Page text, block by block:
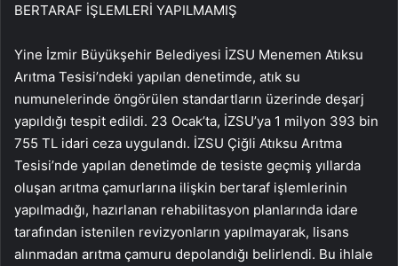
BERTARAF İŞLEMLERİ YAPILMAMIŞ
Yine İzmir Büyükşehir Belediyesi İZSU Menemen Atıksu
Arıtma Tesisi’ndeki yapılan denetimde, atık su
numunelerinde öngörülen standartların üzerinde deşarj
yapıldığı tespit edildi. 23 Ocak’ta, İZSU’ya 1 milyon 393 bin
755 TL idari ceza uygulandı. İZSU Çiğli Atıksu Arıtma
Tesisi’nde yapılan denetimde de tesiste geçmiş yıllarda
oluşan arıtma çamurlarına ilişkin bertaraf işlemlerinin
yapılmadığı, hazırlanan rehabilitasyon planlarında idare
tarafından istenilen revizyonların yapılmayarak, lisans
alınmadan arıtma çamuru depolandığı belirlendi. Bu ihlale